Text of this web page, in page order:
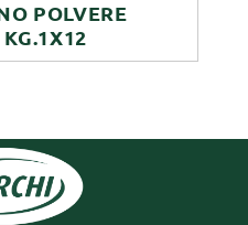
POLVERE